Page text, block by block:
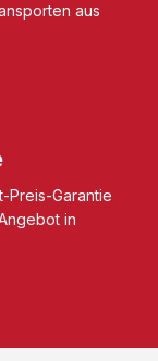
aus
Preis-Garantie
in